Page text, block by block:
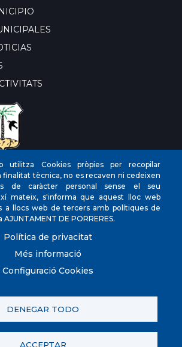
de la Vila, 17 CP: 07260
647221
reservados.
nosotros
Política de privacitat
de galetes (Cookies)
utilitza Cookies pròpies per recopilar
finalitat tècnica, no es recaven ni cedeixen
de caràcter personal sense el seu
mateix, s'informa que aquest lloc web
a llocs web de tercers amb polítiques de
DE PORRERES.
Política de privacitat
Més informació
Configuració Cookies
DENEGAR TODO
ACCEPTAR